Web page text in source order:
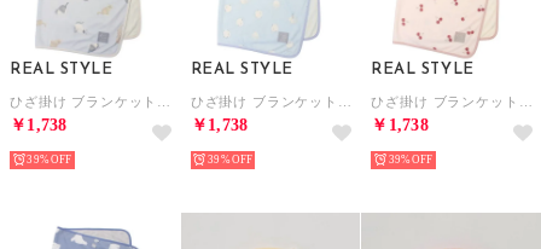
REAL STYLE
￥1,738
39%
REAL STYLE
￥1,738
39%
REAL STYLE
￥1,738
39%